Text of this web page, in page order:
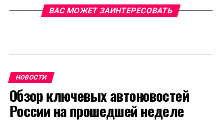
ВАС МОЖЕТ ЗАИНТЕРЕСОВАТЬ
НОВОСТИ
Обзор ключевых автоновостей
России на прошедшей неделе